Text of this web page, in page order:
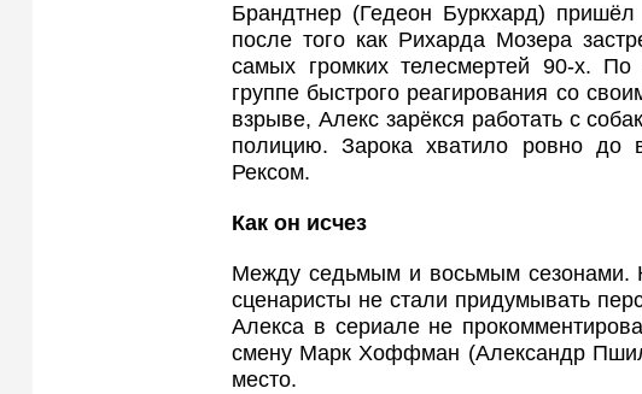
Брандтнер (Гедеон Буркхард)
после того как Рихарда Мозера
самых громких телесмертей 90-х.
группе быстрого реагирования со
взрыве, Алекс зарёкся работать с
полицию. Зарока хватило ровно до
Рексом.
Как он исчез
Между седьмым и восьмым сезонами.
сценаристы не стали придумывать
Алекса в сериале не
смену Марк Хоффман (Александр
место.